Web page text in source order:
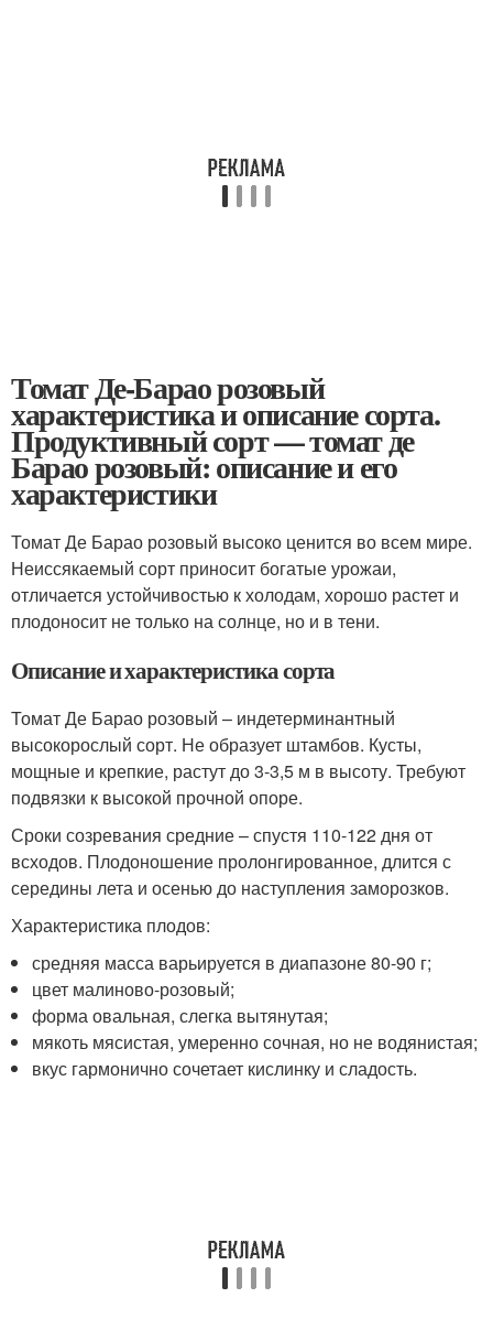
Томат Де-Барао розовый
характеристика и описание сорта.
Продуктивный сорт — томат де
Барао розовый: описание и его
характеристики
Томат Де Барао розовый высоко ценится во всем мире.
Неиссякаемый сорт приносит богатые урожаи,
отличается устойчивостью к холодам, хорошо растет и
плодоносит не только на солнце, но и в тени.
Описание и характеристика сорта
Томат Де Барао розовый – индетерминантный
высокорослый сорт. Не образует штамбов. Кусты,
мощные и крепкие, растут до 3-3,5 м в высоту. Требуют
подвязки к высокой прочной опоре.
Сроки созревания средние – спустя 110-122 дня от
всходов. Плодоношение пролонгированное, длится с
середины лета и осенью до наступления заморозков.
Характеристика плодов:
средняя масса варьируется в диапазоне 80-90 г;
цвет малиново-розовый;
форма овальная, слегка вытянутая;
мякоть мясистая, умеренно сочная, но не водянистая;
вкус гармонично сочетает кислинку и сладость.